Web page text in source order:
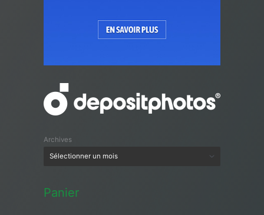
Archives
Panier